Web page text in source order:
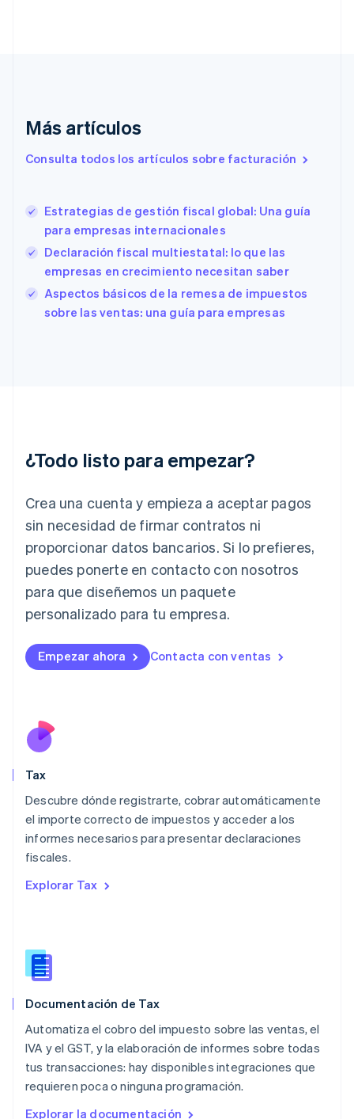
Más artículos
Consulta todos los artículos sobre facturación
Estrategias de gestión fiscal global: Una guía
para empresas internacionales
Declaración fiscal multiestatal: lo que las
empresas en crecimiento necesitan saber
Aspectos básicos de la remesa de impuestos
sobre las ventas: una guía para empresas
¿Todo listo para empezar?
Crea una cuenta y empieza a aceptar pagos
sin necesidad de firmar contratos ni
proporcionar datos bancarios. Si lo prefieres,
puedes ponerte en contacto con nosotros
para que diseñemos un paquete
personalizado para tu empresa.
Empezar ahora Contacta con ventas
Tax
Descubre dónde registrarte, cobrar automáticamente
el importe correcto de impuestos y acceder a los
informes necesarios para presentar declaraciones
fiscales.
Explorar Tax
Documentación de Tax
Automatiza el cobro del impuesto sobre las ventas, el
IVA y el GST, y la elaboración de informes sobre todas
tus transacciones: hay disponibles integraciones que
requieren poca o ninguna programación.
Explorar la documentación
English
Emiratos Árabes Unidos
Eslovenia
Italiano
España
EspañolEnglish
Estados Unidos
Estonia
English
Hungría
English
Irlanda
Italia
ItalianoEnglish
Japón
English
Letonia
Liechtenstein
DeutschEnglish
Français
Malasia
English
México
Español
Noruega
English
Nueva Zelandia
English
English
Portugal
RAE de Hong Kong, China
English简体中文
Reino Unido
English
República Checa
English